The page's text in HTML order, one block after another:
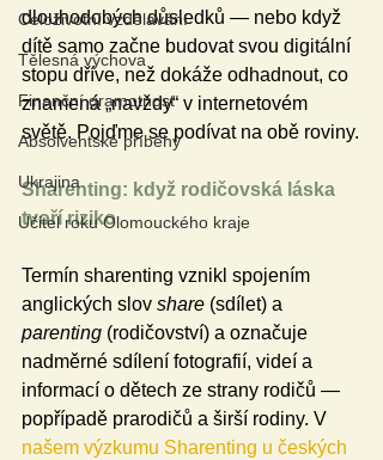
Celoživotní vzdělávání
Tělesná výchova
Finanční gramotnost
Absolventské příběhy
Ukrajina
Učitel roku Olomouckého kraje
dlouhodobých důsledků — nebo když
dítě samo začne budovat svou digitální
stopu dříve, než dokáže odhadnout, co
znamená „navždy“ v internetovém
světě. Pojďme se podívat na obě roviny.
Sharenting: když rodičovská láska
tvoří riziko
Termín sharenting vznikl spojením
anglických slov share (sdílet) a
parenting (rodičovství) a označuje
nadměrné sdílení fotografií, videí a
informací o dětech ze strany rodičů —
popřípadě prarodičů a širší rodiny. V
našem výzkumu Sharenting u českých